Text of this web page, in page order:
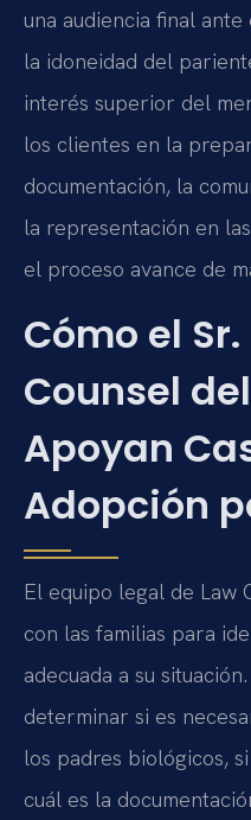
una audiencia final
la idoneidad del
interés superior del
los clientes en la
documentación, la
la representación en
el proceso avance de
Cómo el
Counsel
Apoyan
Adopción
El equipo legal de Law
con las familias para
adecuada a su
determinar si es
los padres biológicos,
cuál es la